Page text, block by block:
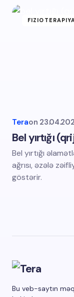
Teraon
Bel yırtığı
Bel yırtığı
ağrısı, əzələ
göstərir.
Bu veb-saytın